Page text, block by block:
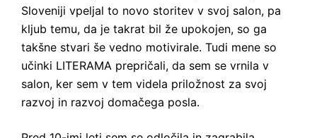
Sloveniji vpeljal to novo storitev v svoj salon, pa
kljub temu, da je takrat bil že upokojen, so ga
takšne stvari še vedno motivirale. Tudi mene so
učinki LITERAMA prepričali, da sem se vrnila v
salon, ker sem v tem videla priložnost za svoj
razvoj in razvoj domačega posla.